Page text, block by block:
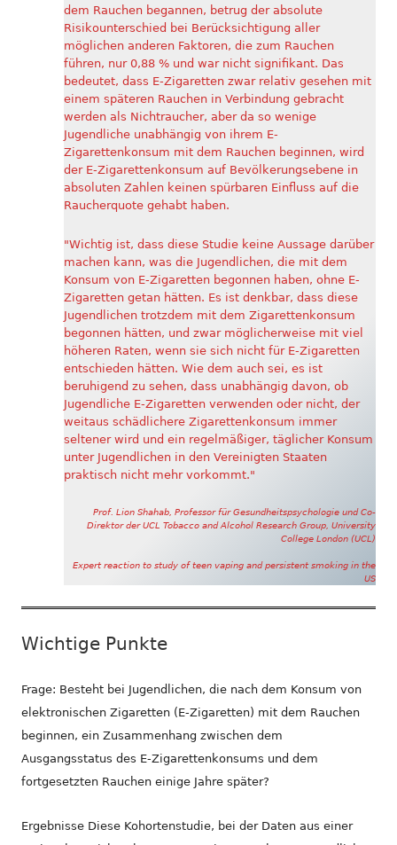
dem Rauchen begannen, betrug der absolute
Risikounterschied bei Berücksichtigung aller
möglichen anderen Faktoren, die zum Rauchen
führen, nur 0,88 % und war nicht signifikant. Das
bedeutet, dass E-Zigaretten zwar relativ gesehen mit
einem späteren Rauchen in Verbindung gebracht
werden als Nichtraucher, aber da so wenige
Jugendliche unabhängig von ihrem E-
Zigarettenkonsum mit dem Rauchen beginnen, wird
der E-Zigarettenkonsum auf Bevölkerungsebene in
absoluten Zahlen keinen spürbaren Einfluss auf die
Raucherquote gehabt haben.
"Wichtig ist, dass diese Studie keine Aussage darüber
machen kann, was die Jugendlichen, die mit dem
Konsum von E-Zigaretten begonnen haben, ohne E-
Zigaretten getan hätten. Es ist denkbar, dass diese
Jugendlichen trotzdem mit dem Zigarettenkonsum
begonnen hätten, und zwar möglicherweise mit viel
höheren Raten, wenn sie sich nicht für E-Zigaretten
entschieden hätten. Wie dem auch sei, es ist
beruhigend zu sehen, dass unabhängig davon, ob
Jugendliche E-Zigaretten verwenden oder nicht, der
weitaus schädlichere Zigarettenkonsum immer
seltener wird und ein regelmäßiger, täglicher Konsum
unter Jugendlichen in den Vereinigten Staaten
praktisch nicht mehr vorkommt."
Prof. Lion Shahab, Professor für Gesundheitspsychologie und Co-
Direktor der UCL Tobacco and Alcohol Research Group, University
College London (UCL)
Expert reaction to study of teen vaping and persistent smoking in the
US
Wichtige Punkte
Frage: Besteht bei Jugendlichen, die nach dem Konsum von
elektronischen Zigaretten (E-Zigaretten) mit dem Rauchen
beginnen, ein Zusammenhang zwischen dem
Ausgangsstatus des E-Zigarettenkonsums und dem
fortgesetzten Rauchen einige Jahre später?
Ergebnisse Diese Kohortenstudie, bei der Daten aus einer